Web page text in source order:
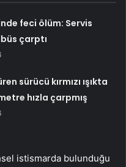
feci ölüm: Servis
çarptı
sürücü kırmızı ışıkta
hızla çarpmış
istismarda bulunduğu